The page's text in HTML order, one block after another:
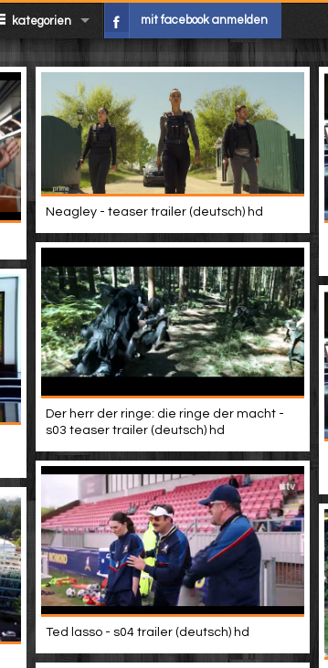
kategorien mit facebook anmelden
Neagley - teaser trailer (deutsch) hd
Der herr der ringe: die ringe der macht -
s03 teaser trailer (deutsch) hd
Ted lasso - s04 trailer (deutsch) hd